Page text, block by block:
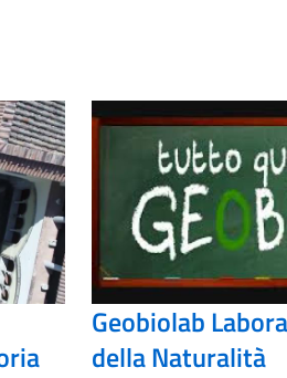
Geobiolab
della Naturalità